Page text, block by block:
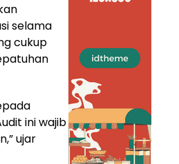
selama
cukup
ini wajib
ujar